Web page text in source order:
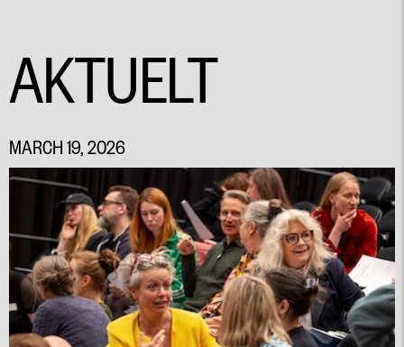
AKTUELT
MARCH 19, 2026